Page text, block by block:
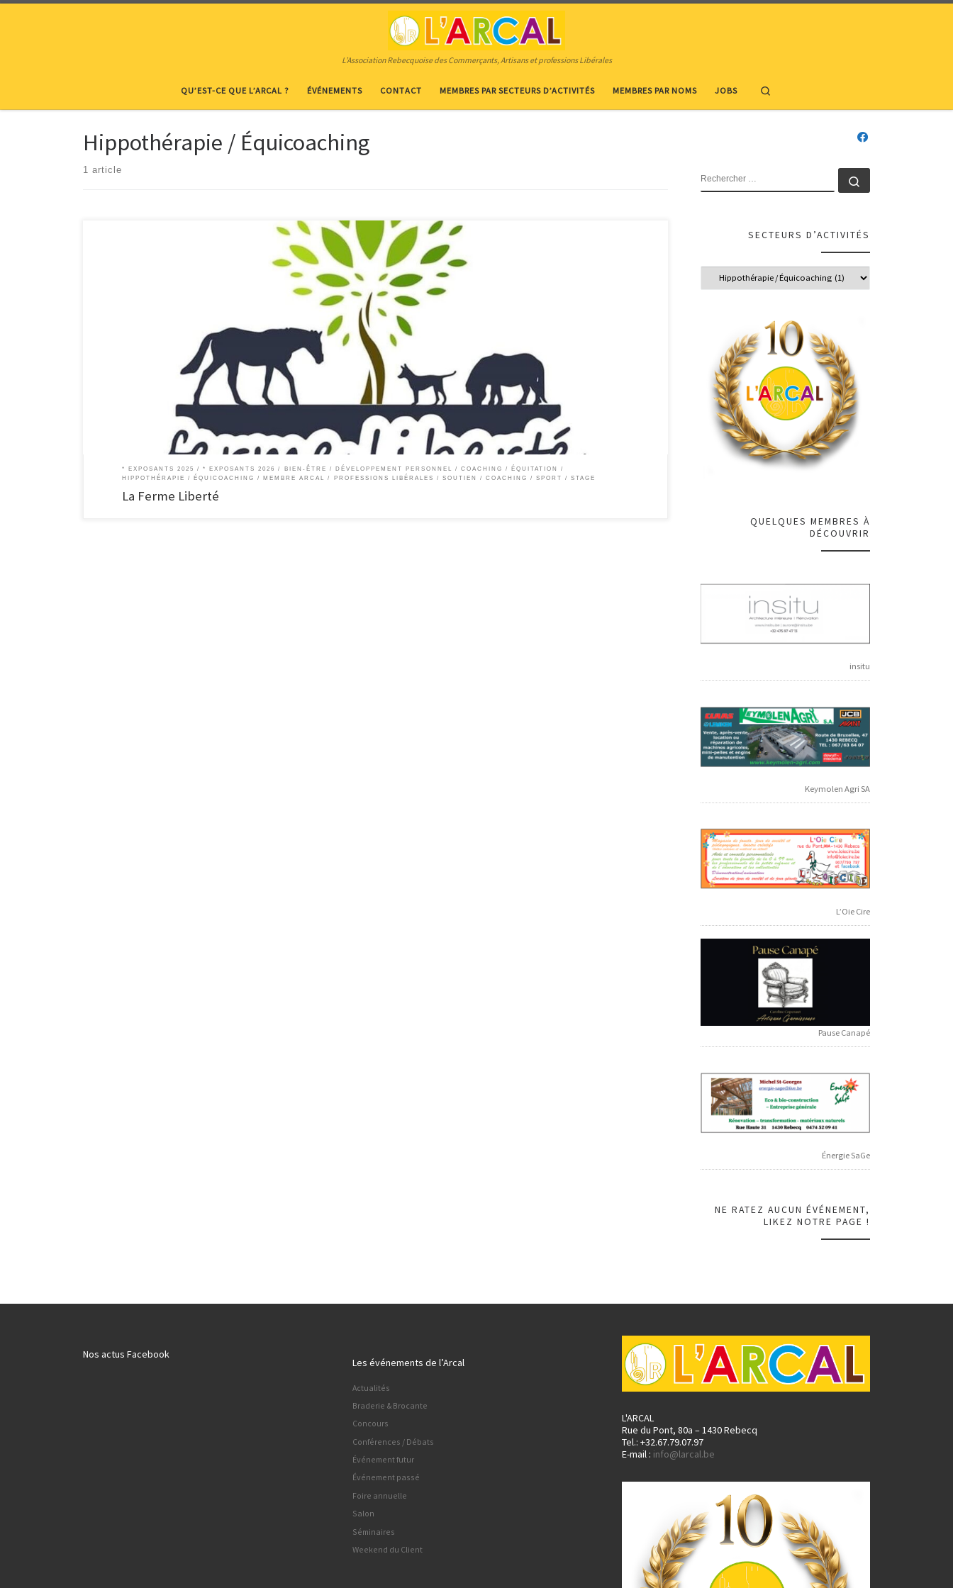
L’Association Rebecquoise des Commerçants, Artisans et professions Libérales
QU’EST-CE QUE L’ARCAL ? ÉVÉNEMENTS CONTACT MEMBRES PAR SECTEURS D’ACTIVITÉS MEMBRES PAR NOMS JOBS
Hippothérapie / Équicoaching
1 article
La Ferme Liberté Hippothérapie – Equicoaching – Stage et cours ‘cheval au naturel’ Centre d’hippothérapie & d’équicoaching, de développement
personnel & bien être et ferme d’animation. Services Hippothérapie : Favoriser la connaissance de soi et l’épanouissement de la personne par un
accompagnement basé sur la relation avec le cheval.(séance privée […]
* EXPOSANTS 2025 * EXPOSANTS 2026 BIEN-ÊTRE DÉVELOPPEMENT PERSONNEL / COACHING
ÉQUITATION
HIPPOTHÉRAPIE / ÉQUICOACHING
MEMBRE ARCAL PROFESSIONS LIBÉRALES SOUTIEN / COACHING SPORT STAGE
La Ferme Liberté
RECHERCHER
SECTEURS D’ACTIVITÉS
QUELQUES MEMBRES À
DÉCOUVRIR
insitu
Keymolen Agri SA
L’Oie Cire
Pause Canapé
Énergie SaGe
NE RATEZ AUCUN ÉVÉNEMENT,
LIKEZ NOTRE PAGE !
Nos actus Facebook
Les événements de l’Arcal
Actualités
Braderie & Brocante
Concours
Conférences / Débats
Événement futur
Événement passé
Foire annuelle
Salon
Séminaires
Weekend du Client
L'ARCAL
Rue du Pont, 80a – 1430 Rebecq
Tel.: +32.67.79.07.97
E-mail : info@larcal.be